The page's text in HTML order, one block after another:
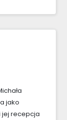
jako
jej recepcja